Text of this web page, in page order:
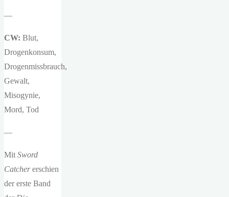
—
CW: Blut,
Drogenkonsum,
Drogenmissbrauch,
Gewalt,
Misogynie,
Mord, Tod
—
Mit Sword
Catchererschien
der erste Band